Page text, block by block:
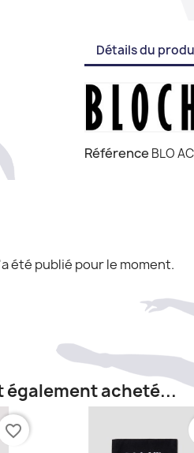
Détails du
Référence BLO
été publié pour le moment.
acheté...
favorite_border